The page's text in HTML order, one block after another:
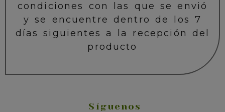
condiciones con las que se envió
y se encuentre dentro de los 7
días siguientes a la recepción del
producto
Síguenos